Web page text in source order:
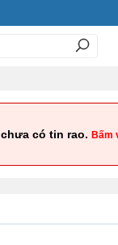
có tin rao. Bấm